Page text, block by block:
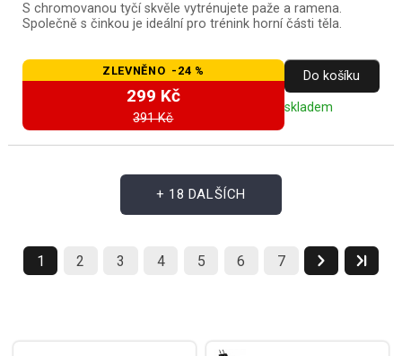
S chromovanou tyčí skvěle vytrénujete paže a ramena.
Společně s činkou je ideální pro trénink horní části těla.
ZLEVNĚNO -24 %
299 Kč
391 Kč
Do košíku
skladem
+ 18 DALŠÍCH
1 2 3 4 5 6 7